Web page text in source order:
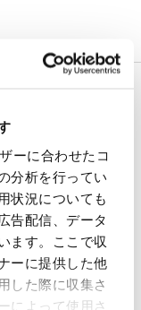
ーに合わせたコ
分析を行ってい
状況についても
告配信、データ
ます。ここで収
ーに提供した他
した際に収集さ
によって使用さ
about our
FRAMES